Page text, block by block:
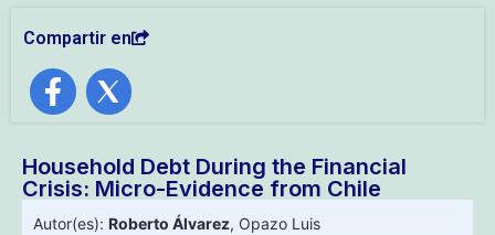
Compartir en
Household Debt During the Financial
Crisis: Micro-Evidence from Chile
Autor(es): Roberto Álvarez, Opazo Luis